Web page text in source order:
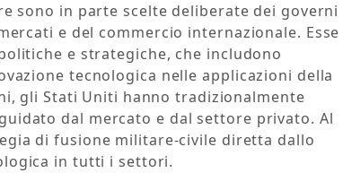
sono in parte scelte deliberate dei governi
e del commercio internazionale. Esse
e strategiche, che includono
tecnologica nelle applicazioni della
gli Stati Uniti hanno tradizionalmente
dal mercato e dal settore privato. Al
di fusione militare-civile diretta dallo
in tutti i settori.